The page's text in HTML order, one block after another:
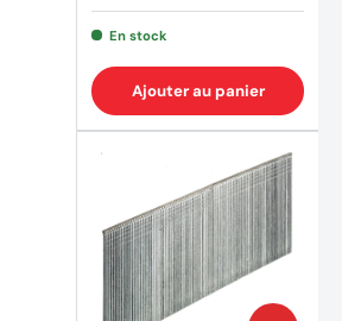
En stock
Ajouter au panier